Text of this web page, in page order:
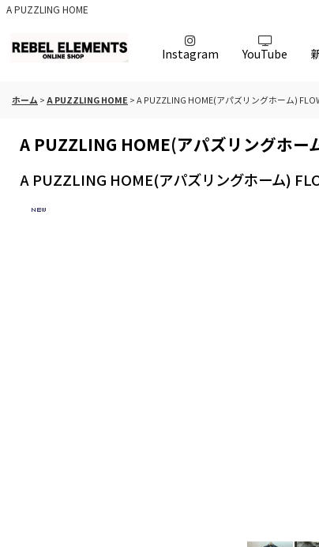
A PUZZLING HOME
Instagram YouTube
ホーム > A PUZZLING HOME >A PUZZLING HOME(アパズリングホーム)
A PUZZLING HOME(アパズリングホー
A PUZZLING HOME(アパズリングホーム)